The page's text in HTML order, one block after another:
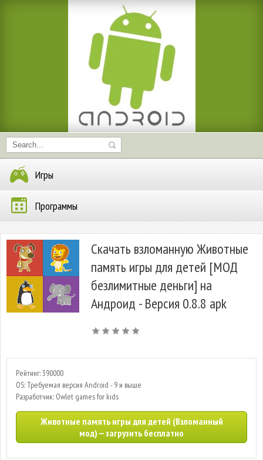
Игры
Программы
Скачать взломанную Животные
память игры для детей [МОД
безлимитные деньги] на
Андроид - Версия 0.8.8 apk
Рейтинг: 390000
OS: Требуемая версия Android - 9 и выше
Разработчик: Owlet games for kids
Животные память игры для детей (Взломанный
мод) — загрузить бесплатно